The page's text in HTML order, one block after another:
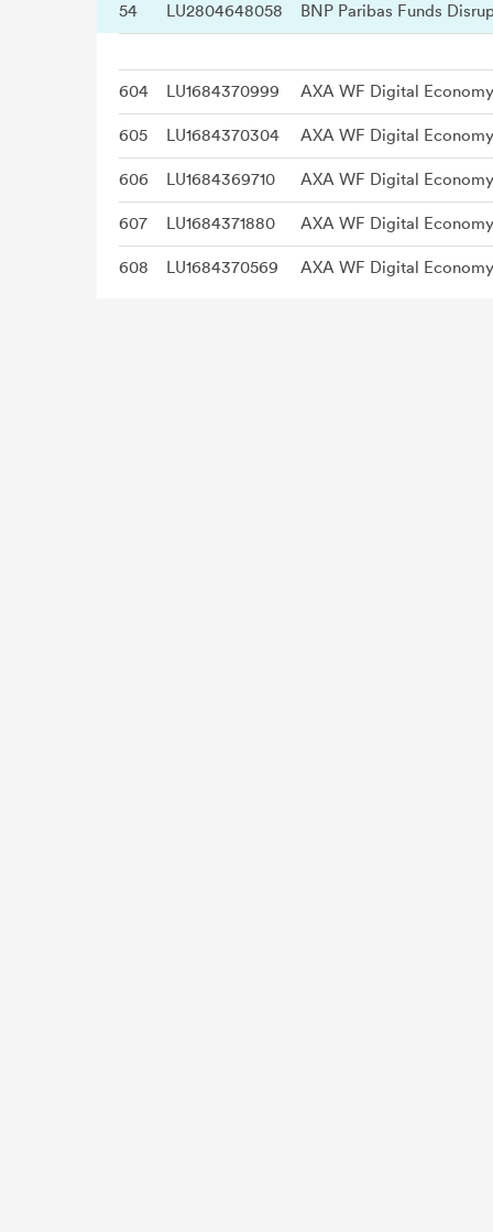
54 LU2804648058
604 LU1684370999 AXA WF Digital
605 LU1684370304 AXA WF Digital
606 LU1684369710 AXA WF Digital
607 LU1684371880 AXA WF Digital
608 LU1684370569 AXA WF Digital